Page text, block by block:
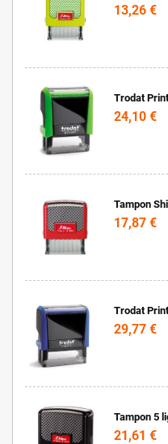
13,26 €
Trodat
24,10 €
Tampon
17,87 €
Trodat
29,77 €
Tampon 5
21,61 €